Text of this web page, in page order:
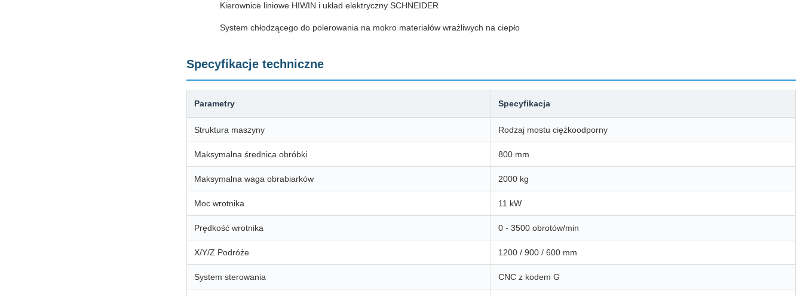
Kierownice liniowe HIWIN i układ elektryczny SCHNEIDER
System chłodzącego do polerowania na mokro materiałów wrażliwych na ciepło
Specyfikacje techniczne
Parametry Specyfikacja
Struktura maszyny Rodzaj mostu ciężkoodporny
Maksymalna średnica obróbki 800 mm
Maksymalna waga obrabiarków 2000 kg
Moc wrotnika 11 kW
Prędkość wrotnika 0 - 3500 obrotów/min
X/Y/Z Podróże 1200 / 900 / 600 mm
System sterowania CNC z kodem G